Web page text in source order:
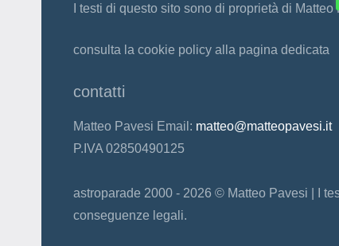
I testi di questo sito sono di proprietà di
consulta la cookie policy alla pagina dedicata
contatti
Matteo Pavesi Email: matteo@matteopavesi.it
P.IVA 02850490125
astroparade 2000 - 2026 © Matteo Pavesi | I
conseguenze legali.